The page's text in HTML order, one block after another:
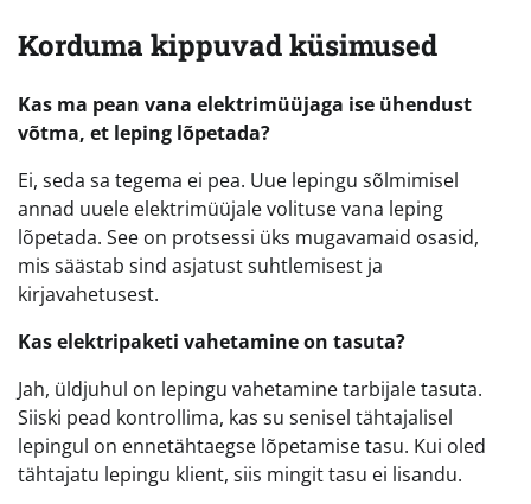
Korduma kippuvad küsimused
Kas ma pean vana elektrimüüjaga ise ühendust
võtma, et leping lõpetada?
Ei, seda sa tegema ei pea. Uue lepingu sõlmimisel
annad uuele elektrimüüjale volituse vana leping
lõpetada. See on protsessi üks mugavamaid osasid,
mis säästab sind asjatust suhtlemisest ja
kirjavahetusest.
Kas elektripaketi vahetamine on tasuta?
Jah, üldjuhul on lepingu vahetamine tarbijale tasuta.
Siiski pead kontrollima, kas su senisel tähtajalisel
lepingul on ennetähtaegse lõpetamise tasu. Kui oled
tähtajatu lepingu klient, siis mingit tasu ei lisandu.